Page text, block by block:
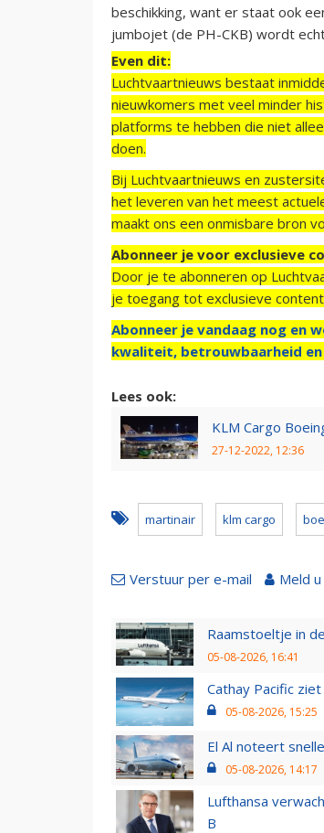
beschikking, want er staat ook
jumbojet (de PH-CKB) wordt
Even dit:
Luchtvaartnieuws bestaat
nieuwkomers met veel minder
platforms te hebben die niet
doen.
Bij Luchtvaartnieuws en
het leveren van het meest
maakt ons een onmisbare bron
Abonneer je voor exclusieve
Door je te abonneren op
je toegang tot exclusieve
Abonneer je vandaag nog en
kwaliteit, betrouwbaarheid
Lees ook:
KLM Cargo
27-12-2022, 12:36
martinair klm cargo
Verstuur per e-mail Meld
Raamstoeltje in
05-08-2026, 16:41
Cathay Pacific
05-08-2026, 15:25
El Al noteert
05-08-2026, 14:17
Lufthansa
B